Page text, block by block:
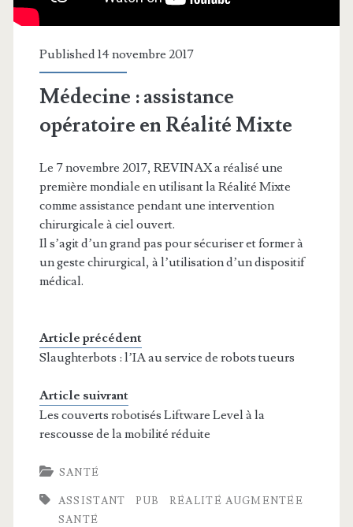
Published 14 novembre 2017
Médecine : assistance
opératoire en Réalité Mixte
Le 7 novembre 2017, REVINAX a réalisé une
première mondiale en utilisant la Réalité Mixte
comme assistance pendant une intervention
chirurgicale à ciel ouvert.
Il s’agit d’un grand pas pour sécuriser et former à
un geste chirurgical, à l’utilisation d’un dispositif
médical.
Article précédent
Slaughterbots : l’IA au service de robots tueurs
Article suivrant
Les couverts robotisés Liftware Level à la
rescousse de la mobilité réduite
SANTÉ
ASSISTANT PUB
RÉALITÉ AUGMENTÉE
SANTÉ